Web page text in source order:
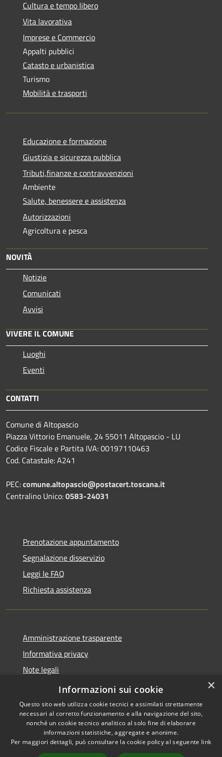
Cultura e tempo libero
Vita lavorativa
Imprese e Commercio
Appalti pubblici
Catasto e urbanistica
Turismo
Mobilità e trasporti
Educazione e formazione
Giustizia e sicurezza pubblica
Tributi,finanze e contravvenzioni
Ambiente
Salute, benessere e assistenza
Autorizzazioni
Agricoltura e pesca
NOVITÀ
Notizie
Comunicati
Avvisi
VIVERE IL COMUNE
Luoghi
Eventi
CONTATTI
Comune di Altopascio
Piazza Vittorio Emanuele, 24 55011 Altopascio - LU
Codice Fiscale e Partita IVA: 00197110463
Cod. Catastale: A241
PEC:comune.altopascio@postacert.toscana.it
Centralino Unico:0583-24031
Prenotazione appuntamento
Segnalazione disservizio
Leggi le FAQ
Richiesta assistenza
Amministrazione trasparente
Informativa privacy
Note legali
Dichiarazione di accessibilità
Accessibilità
Copyright © 2026 • Comune di
Altopascio • Powered by
×
Informazioni sui cookie
Questo sito web utilizza cookie tecnici e assimilati strettamente
necessari al corretto funzionamento e alla navigazione del sito,
nonché un cookie tecnico analitico al solo fine di elaborare
informazioni statistiche, aggregate e anonime.
Per maggiori dettagli, può consultare la cookie policy al seguente link